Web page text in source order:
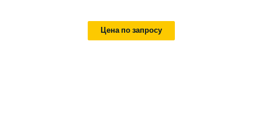
Цена по запросу